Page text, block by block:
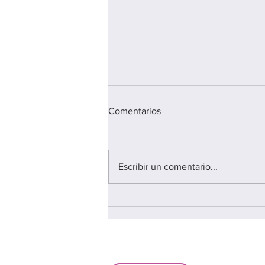
Comentarios
Escribir un comentario...